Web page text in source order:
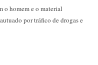
o homem e o material
por tráfico de drogas e